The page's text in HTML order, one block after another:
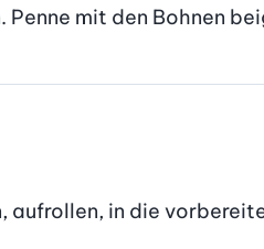
mit den Bohnen
aufrollen, in die